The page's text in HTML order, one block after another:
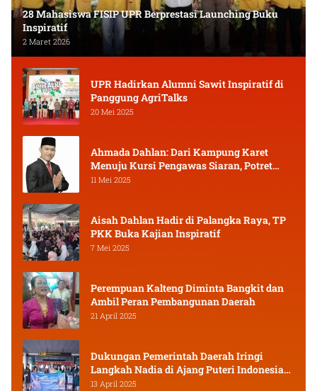
28 Mahasiswa FISIP UPR Berprestasi Launching Buku
Inspiratif
2 Maret 2026
UPR Hadirkan Alumni Sawit Inspiratif di
Panggung AgriTalks
20 Mei 2025
Ahmada Dahlan: Dari Kampung Karet
Menuju Kursi Pengawas Siaran, Potret
Pejuang Muda Kalimantan Tengah
11 Mei 2025
Aisah Dahlan Hadir di Palangka Raya, TP
PKK Buka Kajian Inspiratif
7 Mei 2025
Perempuan Kalteng Diminta Bangkit dan
Ambil Peran Pembangunan Daerah
21 April 2025
Dukungan Pemerintah Daerah Iringi
Langkah Nadia di Ajang Puteri Indonesia
2025
13 April 2025